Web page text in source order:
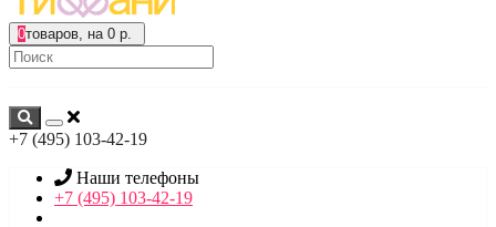
0товаров, на 0 р.
+7 (495) 103-42-19
Наши телефоны
+7 (495) 103-42-19